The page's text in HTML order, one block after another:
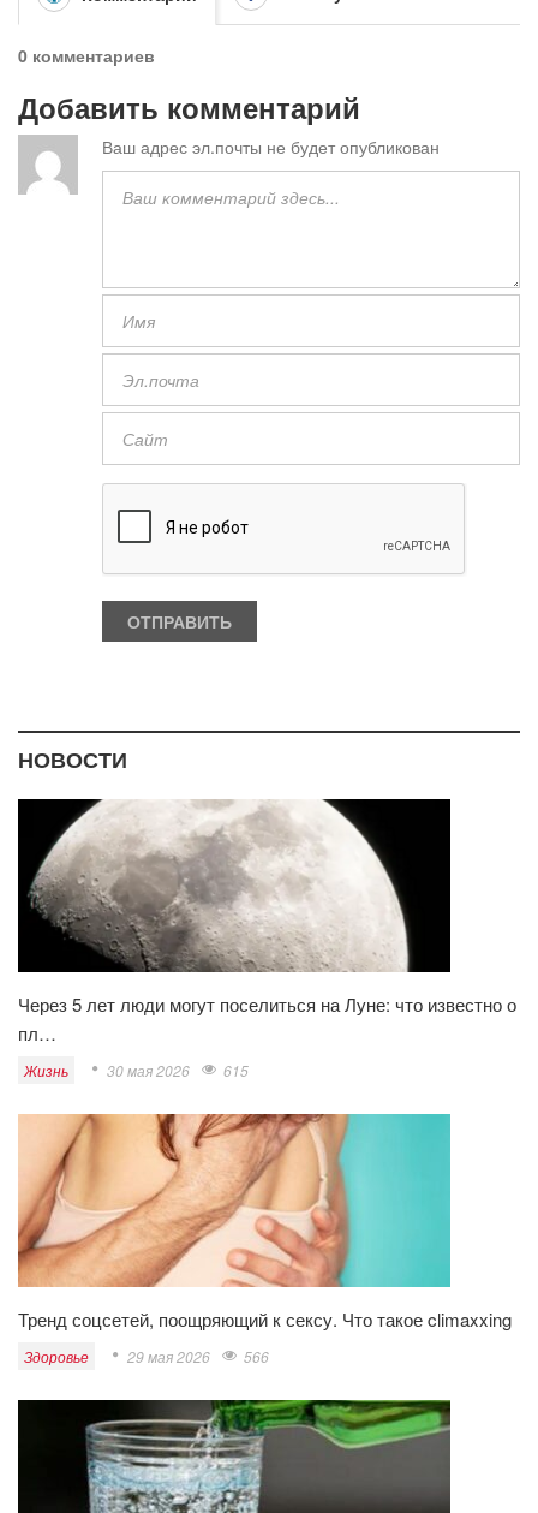
0 комментариев
Добавить комментарий
Ваш адрес эл.почты не будет опубликован
НОВОСТИ
Через 5 лет люди могут поселиться на Луне: что известно о
пл…
Жизнь 30 мая 2026 615
Тренд соцсетей, поощряющий к сексу. Что такое climaxxing
Здоровье 29 мая 2026 566